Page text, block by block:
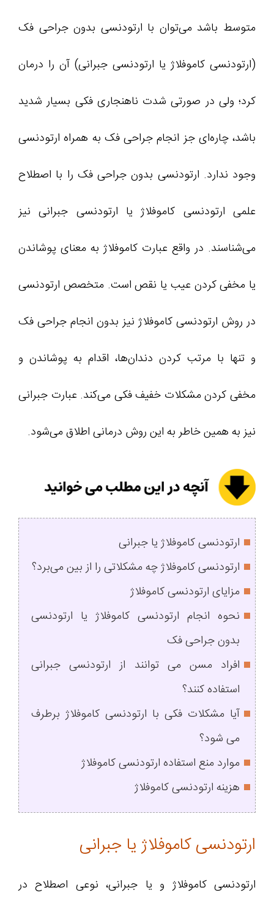
متوسط باشد می‌توان با ارتودنسی بدون جراحی فک
(ارتودنسی کاموفلاژ یا ارتودنسی جبرانی) آن را درمان
کرد؛ ولی در صورتی شدت ناهنجاری فکی بسیار شدید
باشد، چاره‌ای جز انجام جراحی فک به همراه ارتودنسی
وجود ندارد. ارتودنسی بدون جراحی فک را با اصطلاح
علمی ارتودنسی کاموفلاژ یا ارتودنسی جبرانی نیز
می‌شناسند. در واقع عبارت کاموفلاژ به معنای پوشاندن
یا مخفی کردن عیب یا نقص است. متخصص ارتودنسی
در روش ارتودنسی کاموفلاژ نیز بدون انجام جراحی فک
و تنها با مرتب کردن دندان‌ها، اقدام به پوشاندن و
مخفی کردن مشکلات خفیف فکی می‌کند. عبارت جبرانی
نیز به همین خاطر به این روش درمانی اطلاق می‌شود.
ارتودنسی کاموفلاژ یا جبرانی
ارتودنسی کاموفلاژ چه مشکلاتی را از بین می‌برد؟
مزایای ارتودنسی کاموفلاژ
نحوه انجام ارتودنسی کاموفلاژ یا ارتودنسی
بدون جراحی فک
افراد مسن می توانند از ارتودنسی جبرانی
استفاده کنند؟
آیا مشکلات فکی با ارتودنسی کاموفلاژ برطرف
می شود؟
موارد منع استفاده ارتودنسی کاموفلاژ
هزینه ارتودنسی کاموفلاژ
ارتودنسی کاموفلاژ یا جبرانی
ارتودنسی کاموفلاژ و یا جبرانی، نوعی اصطلاح در